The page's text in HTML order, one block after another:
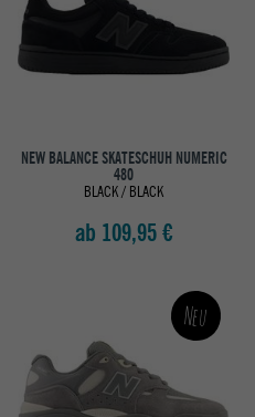
NEW BALANCE SKATESCHUH NUMERIC
480
BLACK / BLACK
ab 109,95 €
Neu